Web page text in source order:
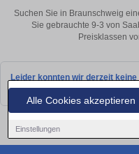
Alle Cookies akzeptieren
Einstellungen
Suchen Sie in Braunschweig
Sie gebrauchte 9-3 von
Preisklassen
Leider konnten wir derzeit
bald wieder vorbei!